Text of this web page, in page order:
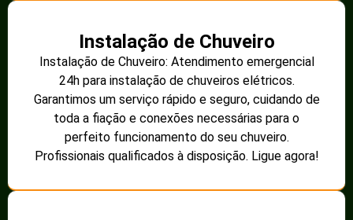
Instalação de Chuveiro
Instalação de Chuveiro: Atendimento emergencial
24h para instalação de chuveiros elétricos.
Garantimos um serviço rápido e seguro, cuidando de
toda a fiação e conexões necessárias para o
perfeito funcionamento do seu chuveiro.
Profissionais qualificados à disposição. Ligue agora!